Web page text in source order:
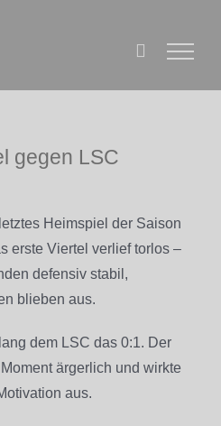
gegen LSC
Heimspiel der Saison
erste Viertel verlief torlos –
defensiv stabil,
blieben aus.
dem LSC das 0:1. Der
ärgerlich und wirkte
aus.